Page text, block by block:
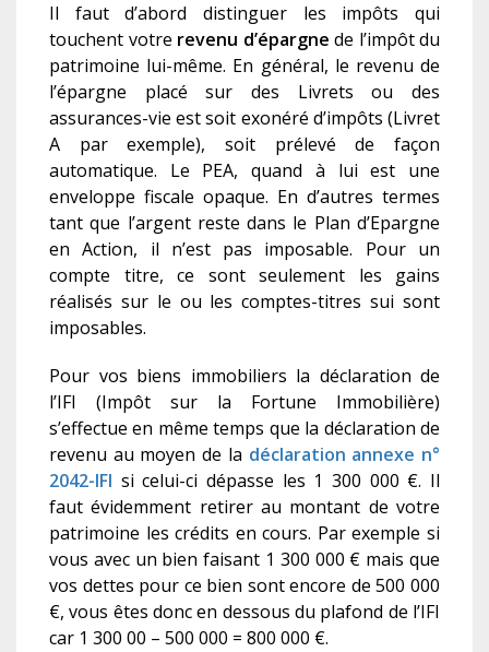
Il faut d’abord distinguer les impôts qui
touchent votre revenu d’épargne de l’impôt du
patrimoine lui-même. En général, le revenu de
l’épargne placé sur des Livrets ou des
assurances-vie est soit exonéré d’impôts (Livret
A par exemple), soit prélevé de façon
automatique. Le PEA, quand à lui est une
enveloppe fiscale opaque. En d’autres termes
tant que l’argent reste dans le Plan d’Epargne
en Action, il n’est pas imposable. Pour un
compte titre, ce sont seulement les gains
réalisés sur le ou les comptes-titres sui sont
imposables.
Pour vos biens immobiliers la déclaration de
l’IFI (Impôt sur la Fortune Immobilière)
s’effectue en même temps que la déclaration de
revenu au moyen de la déclaration annexe n°
2042-IFI si celui-ci dépasse les 1 300 000 €. Il
faut évidemment retirer au montant de votre
patrimoine les crédits en cours. Par exemple si
vous avec un bien faisant 1 300 000 € mais que
vos dettes pour ce bien sont encore de 500 000
€, vous êtes donc en dessous du plafond de l’IFI
car 1 300 00 – 500 000 = 800 000 €.